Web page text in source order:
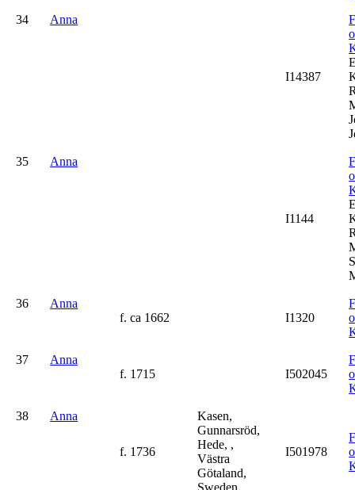
34 Anna
I14387
35 Anna
I1144
36
Anna
f. ca 1662
I1320
37
Anna
f. 1715
I502045
38 Anna
f. 1736
Kasen,
Gunnarsröd,
Hede, ,
Västra
Götaland,
I501978